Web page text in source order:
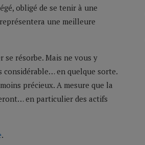
obligé de se tenir à une
une meilleure
se résorbe. Mais ne vous y
en quelque sorte.
précieux. A mesure que la
en particulier des actifs
.